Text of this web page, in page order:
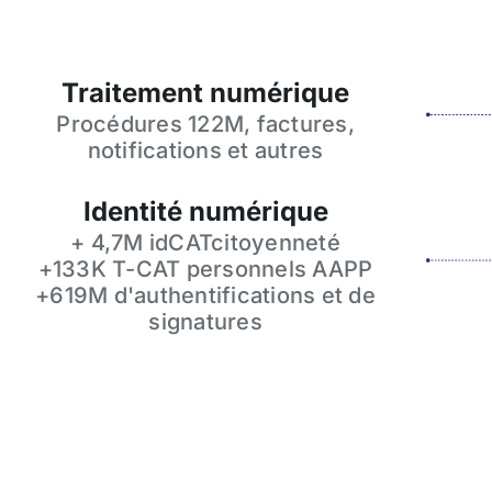
Traitement numérique
Procédures 122M, factures,
notifications et autres
Identité numérique
+ 4,7M idCATcitoyenneté
+133K T-CAT personnels AAPP
+619M d'authentifications et de
signatures